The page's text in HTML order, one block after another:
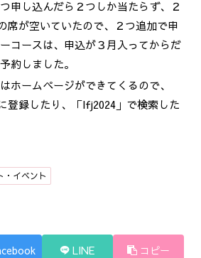
申し込んだら２つしか当たらず、２
席が空いていたので、２つ追加で申
コースは、申込が３月入ってからだ
約しました。
ホームページができてくるので、
登録したり、「lfj2024」で検索した
・イベント
LINE コピー